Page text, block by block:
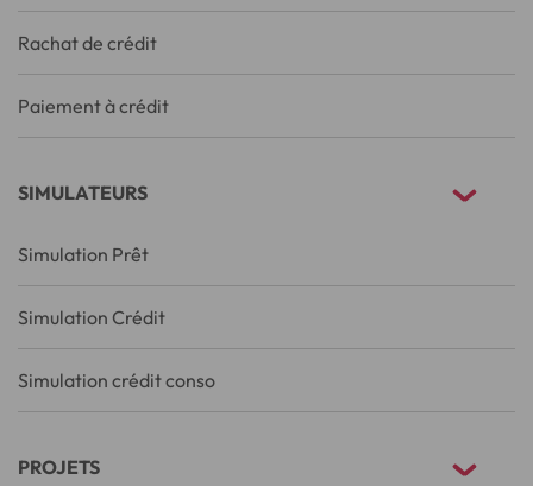
Rachat de crédit
Paiement à crédit
SIMULATEURS
Simulation Prêt
Simulation Crédit
Simulation crédit conso
PROJETS